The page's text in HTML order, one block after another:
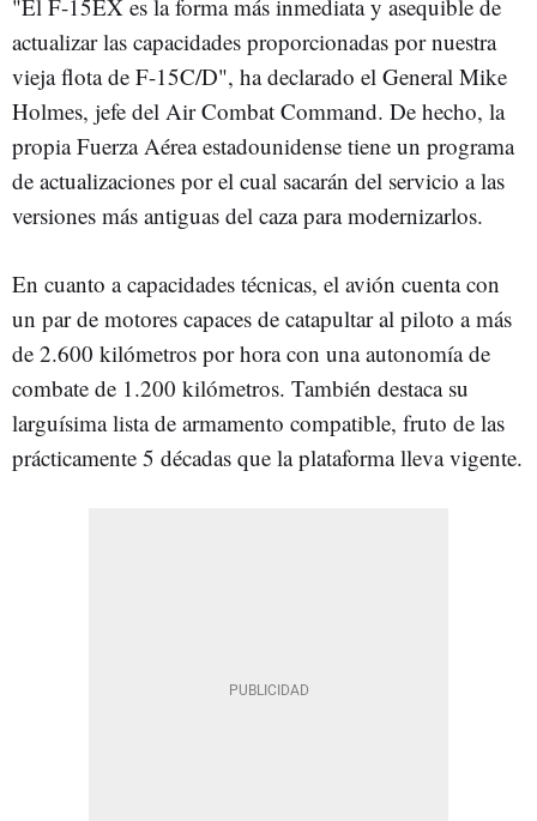
"El F-15EX es la forma más inmediata y asequible de
actualizar las capacidades proporcionadas por nuestra
vieja flota de F-15C/D", ha declarado el General Mike
Holmes, jefe del Air Combat Command. De hecho, la
propia Fuerza Aérea estadounidense tiene un programa
de actualizaciones por el cual sacarán del servicio a las
versiones más antiguas del caza para modernizarlos.
En cuanto a capacidades técnicas, el avión cuenta con
un par de motores capaces de catapultar al piloto a más
de 2.600 kilómetros por hora con una autonomía de
combate de 1.200 kilómetros. También destaca su
larguísima lista de armamento compatible, fruto de las
prácticamente 5 décadas que la plataforma lleva vigente.